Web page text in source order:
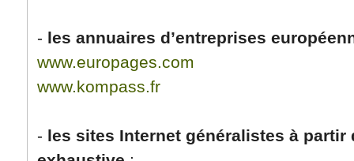
- les annuaires d’entreprises
www.europages.com
www.kompass.fr
- les sites Internet généralistes à partir